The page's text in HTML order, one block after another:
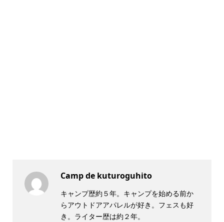
Camp de kuturoguhito
キャンプ歴約５年。キャンプを始める前か
らアウトドアアパレルが好き。フェスも好
き。ライター歴は約２年。